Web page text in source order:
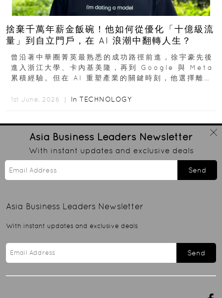
捨棄千萬年薪金飯碗！他如何從優化「十億級流
量」到自立門戶，在 AI 浪潮中翻轉人生？
曾沿著中華圈菁英最熟悉的成功路徑前進，徐宇豪先後
進入浙江大學、卡內基美隆，再到 Google 與 Meta
累積經驗。但在 AI 重塑產業的關鍵時刻，他選擇離開
1st June, 2026 ｜ In TECHNOLOGY
Asia Business Leaders Newsletter
With instant updates and exclusive deals
Send
Asia Business Leaders Newsletter
With instant updates and exclusive deals
Send